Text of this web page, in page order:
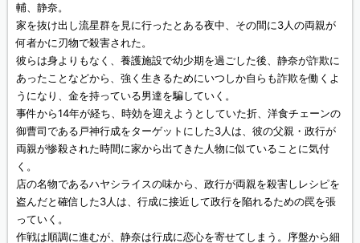
輔、静奈。
家を抜け出し流星群を見に行ったとある夜中、その間に3人の両親が
何者かに刃物で殺害された。
彼らは身よりもなく、養護施設で幼少期を過ごした後、静奈が詐欺に
あったことなどから、強く生きるためにいつしか自らも詐欺を働くよ
うになり、金を持っている男達を騙していく。
事件から14年が経ち、時効を迎えようとしていた折、洋食チェーンの
御曹司である戸神行成をターゲットにした3人は、彼の父親・政行が
両親が惨殺された時間に家から出てきた人物に似ていることに気付
く。
店の名物であるハヤシライスの味から、政行が両親を殺害しレシピを
盗んだと確信した3人は、行成に接近して政行を陥れるための罠を張
っていく。
作戦は順調に進むが、静奈は行成に恋心を寄せてしまう。序盤から細